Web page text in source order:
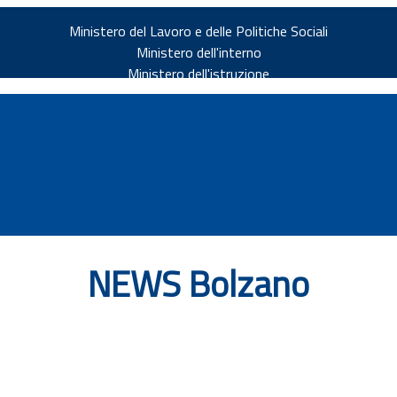
Ministero del Lavoro e delle Politiche Sociali
Ministero dell'interno
Ministero dell'istruzione
NEWS Bolzano